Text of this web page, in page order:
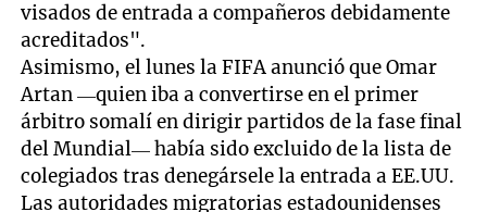
visados de entrada a compañeros debidamente
acreditados".
Asimismo, el lunes la FIFA anunció que Omar
Artan —quien iba a convertirse en el primer
árbitro somalí en dirigir partidos de la fase final
del Mundial— había sido excluido de la lista de
colegiados tras denegársele la entrada a EE.UU.
Las autoridades migratorias estadounidenses